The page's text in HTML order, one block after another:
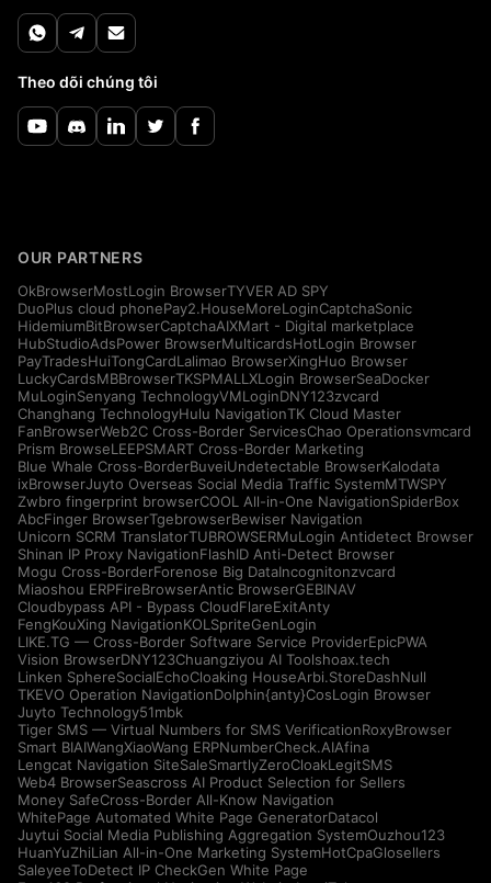
Theo dõi chúng tôi
OUR PARTNERS
OkBrowserMostLogin BrowserTYVER AD SPY
DuoPlus cloud phonePay2.HouseMoreLoginCaptchaSonic
HidemiumBitBrowserCaptchaAIXMart - Digital marketplace
HubStudioAdsPower BrowserMulticardsHotLogin Browser
PayTradesHuiTongCardLalimao BrowserXingHuo Browser
LuckyCardsMBBrowserTKSPMALL XLogin BrowserSeaDocker
MuLoginSenyang TechnologyVMLoginDNY123zvcard
Changhang TechnologyHulu NavigationTK Cloud Master
FanBrowserWeb2C Cross-Border ServicesChao Operationsvmcard
Prism BrowseLEEPSMART Cross-Border Marketing
Blue Whale Cross-BorderBuveiUndetectable BrowserKalodata
ixBrowserJuyto Overseas Social Media Traffic SystemMTWSPY
Zwbro fingerprint browserCOOL All-in-One NavigationSpiderBox
AbcFinger BrowserTgebrowserBewiser Navigation
Unicorn SCRM TranslatorTUBROWSERMuLogin Antidetect Browser
Shinan IP Proxy NavigationFlashID Anti-Detect Browser
Mogu Cross-BorderForenose Big DataIncognitonzvcard
Miaoshou ERPFireBrowserAntic BrowserGEBINAV
Cloudbypass API - Bypass CloudFlareExitAnty
FengKouXing NavigationKOLSpriteGenLogin
LIKE.TG — Cross-Border Software Service ProviderEpicPWA
Vision BrowserDNY123Chuangziyou AI Toolshoax.tech
Linken SphereSocialEchoCloaking HouseArbi.StoreDashNull
TKEVO Operation NavigationDolphin{anty}CosLogin Browser
Juyto Technology51mbk
Tiger SMS — Virtual Numbers for SMS VerificationRoxyBrowser
Smart BIAIWangXiaoWang ERPNumberCheck.AIAfina
Lengcat Navigation SiteSaleSmartlyZeroCloakLegitSMS
Web4 BrowserSeascross AI Product Selection for Sellers
Money SafeCross-Border All-Know Navigation
WhitePage Automated White Page GeneratorDatacol
Juytui Social Media Publishing Aggregation SystemOuzhou123
HuanYuZhiLian All-in-One Marketing SystemHotCpaGlosellers
SaleyeeToDetect IP CheckGen White Page